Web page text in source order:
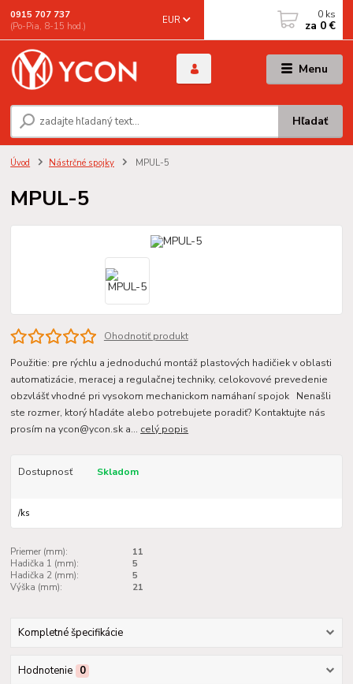
Menu
EUR
Hľadať
0915 707 737
(Po-Pia, 8-15 hod.)
0 ks
za 0 €
Úvod Nástrčné spojky MPUL-5
MPUL-5
Ohodnotiť produkt
Použitie: pre rýchlu a jednoduchú montáž plastových hadičiek v oblasti
automatizácie, meracej a regulačnej techniky, celokovové prevedenie
obzvlášť vhodné pri vysokom mechanickom namáhaní spojok Nenašli
ste rozmer, ktorý hľadáte alebo potrebujete poradiť? Kontaktujte nás
prosím na ycon@ycon.sk a... celý popis
Dostupnosť Skladom
/ks
Priemer (mm):
11
Hadička 1 (mm):
5
Hadička 2 (mm):
5
Výška (mm):
21
Kompletné špecifikácie
Hodnotenie 0